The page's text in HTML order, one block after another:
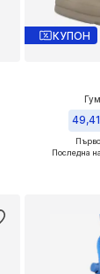
КУПОН
Последна